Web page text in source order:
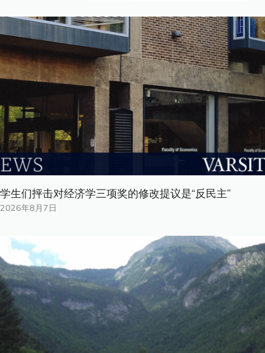
学生们抨击对经济学三项奖的修改提议是“反民主”
2026年8月7日